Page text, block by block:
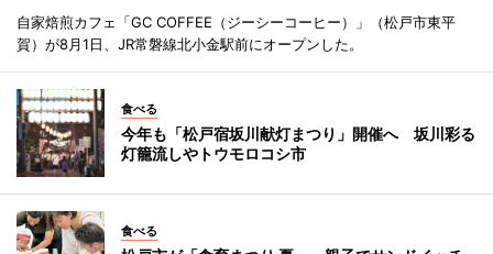
自家焙煎カフェ「GC COFFEE（ジーシーコーヒー）」（松戸市東平
賀）が8月1日、JR常磐線北小金駅前にオープンした。
食べる
今年も「松戸宿坂川献灯まつり」開催へ 坂川彩る
灯籠流しやトウモロコシ市
食べる